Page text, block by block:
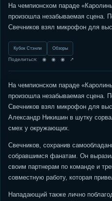
На чемпионском параде
произошла незабываемая сцена.
Свечников взял микрофон для
Кубок Стэнли Обзоры
Поделиться: ◉ ◉ ◉ ↗
На чемпионском параде
произошла незабываемая сцена.
Свечников взял микрофон для
Александр Никишин в шутку
смех у окружающих.
Свечников, сохранив
собравшимся фанатам. Он
своим партнерам по команде и
совместную работу, которая
Нападающий также лично